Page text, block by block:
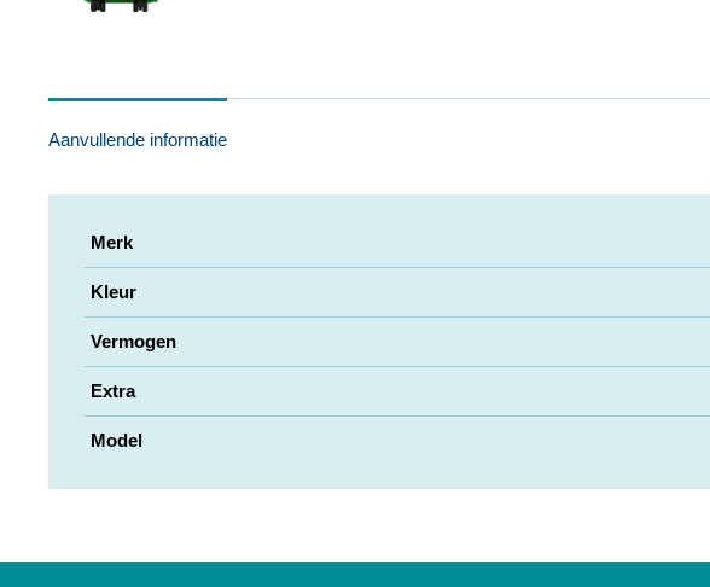
Aanvullende informatie
Merk
Kleur
Vermogen
Extra
Model